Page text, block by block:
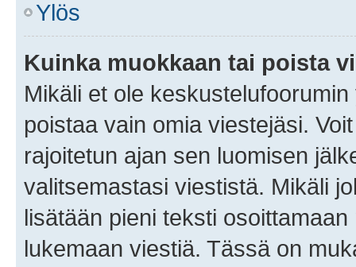
Ylös
Kuinka muokkaan tai poista
Mikäli et ole
poistaa vain omia viestejäsi.
rajoitetun ajan sen luomisen
valitsemastasi viestistä. Mikäli
lisätään pieni teksti
lukemaan viestiä. Tässä on